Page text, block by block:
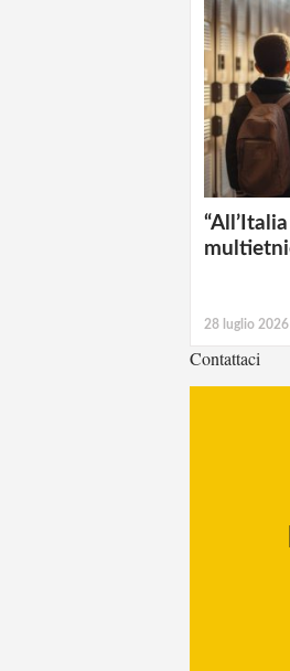
28 luglio 2026
Contattaci